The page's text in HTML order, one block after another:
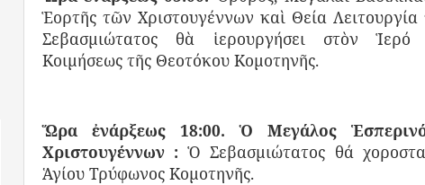
Ἑορτῆς τῶν Χριστου­γέννων καὶ Θεία
Σεβασμιώτατος θὰ ἱερουργήσει στὸν Ἱερό
Κοιμήσεως τῆς Θεοτόκου Κομοτηνῆς.
Ὥρα ἐνάρξεως 18:00. Ὁ Μεγάλος
Χριστουγέννων : Ὁ Σεβασμιώτατος θά
Ἁγίου Τρύφωνος Κομοτηνῆς.